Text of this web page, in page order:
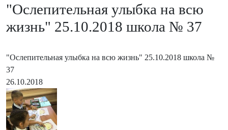
"Ослепительная улыбка на всю
жизнь" 25.10.2018 школа № 37
"Ослепительная улыбка на всю жизнь" 25.10.2018 школа №
37
26.10.2018